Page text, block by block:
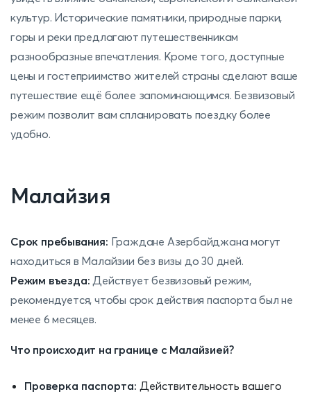
культур. Исторические памятники, природные парки,
горы и реки предлагают путешественникам
разнообразные впечатления. Кроме того, доступные
цены и гостеприимство жителей страны сделают ваше
путешествие ещё более запоминающимся. Безвизовый
режим позволит вам спланировать поездку более
удобно.
Малайзия
Срок пребывания: Граждане Азербайджана могут
находиться в Малайзии без визы до 30 дней.
Режим въезда: Действует безвизовый режим,
рекомендуется, чтобы срок действия паспорта был не
менее 6 месяцев.
Что происходит на границе с Малайзией?
Проверка паспорта: Действительность вашего